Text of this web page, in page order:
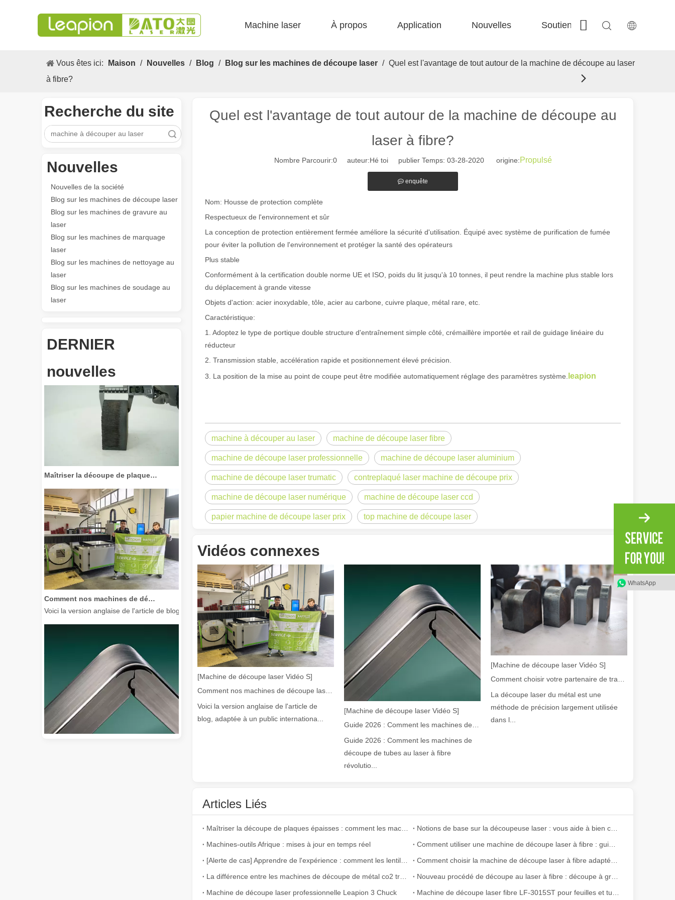
Machine laser À propos Application Nouvelles Soutien Contactez-nous
Vous êtes ici: Maison / Nouvelles / Blog / Blog sur les machines de découpe laser / Quel est l'avantage de tout autour de la machine de découpe au laser
à fibre?
Recherche du site
recherche
Nouvelles
Nouvelles de la société
Blog sur les machines de découpe laser
Blog sur les machines de gravure au
laser
Blog sur les machines de marquage
laser
Blog sur les machines de nettoyage au
laser
Blog sur les machines de soudage au
laser
DERNIER
nouvelles
Les caractéristiques polyvalentes Application et les caractéristiques exceptionnelles des machines de marquage laser Le paysage de fabrication et industriel moderne, les machines de
Voici la version anglaise de l'article de blog, adaptée à un public international tout en conservant le ton professionnel et inspirant de l'original. Briller à travers le Pacifique : comment nos machines
Quel est l'avantage de tout autour de la machine de découpe au
laser à fibre?
Nombre Parcourir:0auteur:Hé toi publier Temps: 03-28-2020 origine:Propulsé
enquête
Nom: Housse de protection complète
Respectueux de l'environnement et sûr
La conception de protection entièrement fermée améliore la sécurité d'utilisation. Équipé avec système de purification de fumée
pour éviter la pollution de l'environnement et protéger la santé des opérateurs
Plus stable
Conformément à la certification double norme UE et ISO, poids du lit jusqu'à 10 tonnes, il peut rendre la machine plus stable lors
du déplacement à grande vitesse
Objets d'action: acier inoxydable, tôle, acier au carbone, cuivre plaque, métal rare, etc.
Caractéristique:
1. Adoptez le type de portique double structure d'entraînement simple côté, crémaillère importée et rail de guidage linéaire du
réducteur
2. Transmission stable, accélération rapide et positionnement élevé précision.
3. La position de la mise au point de coupe peut être modifiée automatiquement réglage des paramètres système. leapion
machine à découper au laser machine de découpe laser fibre
machine de découpe laser professionnelle machine de découpe laser aluminium
machine de découpe laser trumatic contreplaqué laser machine de découpe prix
machine de découpe laser numérique machine de découpe laser ccd
papier machine de découpe laser prix top machine de découpe laser
Vidéos connexes
[Machine de découpe laser Vidéo S]
Voici la version anglaise de l'article de
blog, adaptée à un public internationa...
[Machine de découpe laser Vidéo S]
Guide 2026 : Comment les machines de
découpe de tubes au laser à fibre
révolutio...
[Machine de découpe laser Vidéo S]
Comment choisir votre partenaire de travail : machine de découpe laser
La découpe laser du métal est une
méthode de précision largement utilisée
dans l...
Articles Liés
Machines-outils Afrique : mises à jour en temps réel
Machine de découpe laser professionnelle Leapion 3 Chuck
WhatsApp